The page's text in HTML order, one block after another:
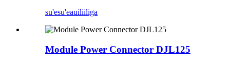
su'esu'eauiliiliga
Module Power Connector DJL125